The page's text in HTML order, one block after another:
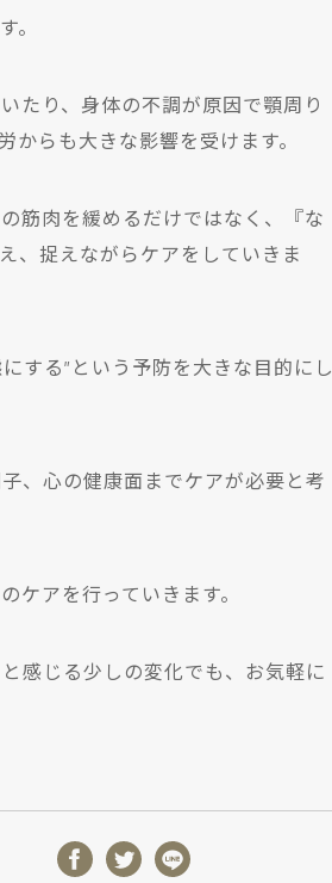
。
たり、身体の不調が原因で顎周り
からも大きな影響を受けます。
筋肉を緩めるだけではなく、『な
、捉えながらケアをしていきま
する”という予防を大きな目的にし
、心の健康面までケアが必要と考
ケアを行っていきます。
感じる少しの変化でも、お気軽に